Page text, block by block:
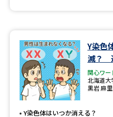
データサイエンス特集
デジタルパンフレット
新学年スタート号特集ページ
（高3生用）
Y染色
滅？
関心ワー
北海道大
黒岩 麻
Y染色体はいつか消える？